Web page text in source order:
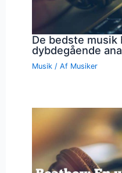
De bedste musik
dybdegående
Musik / Af Musiker